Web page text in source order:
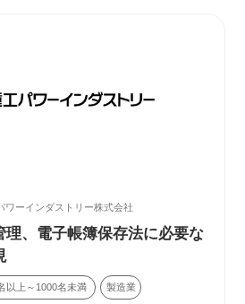
ワーインダストリー株式会社
理、電子帳簿保存法に必要な
以上～1000名未満 製造業